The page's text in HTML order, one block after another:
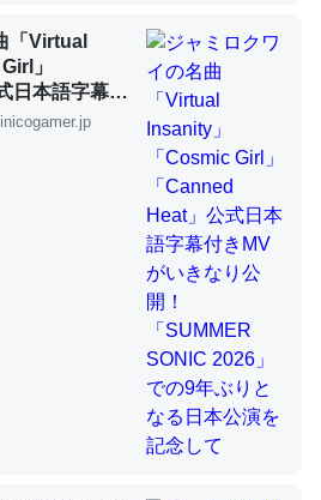
シウムを大量に使う脊椎動物と貝
…。腹足類だと殻を無くしてナメク
虫学の大問題＝「昆虫はなぜ海にいな
いて４年。でたまに覗いてる。ぼ
「Virtual
」
日本語字幕付
「SUMMER